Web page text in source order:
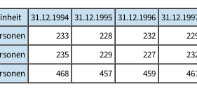
31.12.1994 31.12.1995 31.12.1996
233 228 232
235 229 227
468 457 459